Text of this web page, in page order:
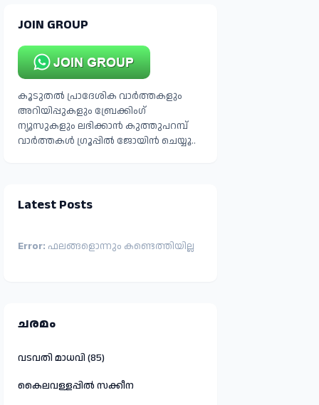
JOIN GROUP
കൂടുതൽ പ്രാദേശിക വാർത്തകളും
അറിയിപ്പുകളും ബ്രേക്കിംഗ്
ന്യൂസുകളും ലഭിക്കാൻ കുത്തുപറമ്പ്
വാർത്തകൾ ഗ്രൂപ്പിൽ ജോയിൻ ചെയ്യൂ..
Latest Posts
Error: ഫലങ്ങളൊന്നും കണ്ടെത്തിയില്ല
ചരമം
വടവതി മാധവി (85)
കൈലവള്ളപ്പിൽ സക്കീന